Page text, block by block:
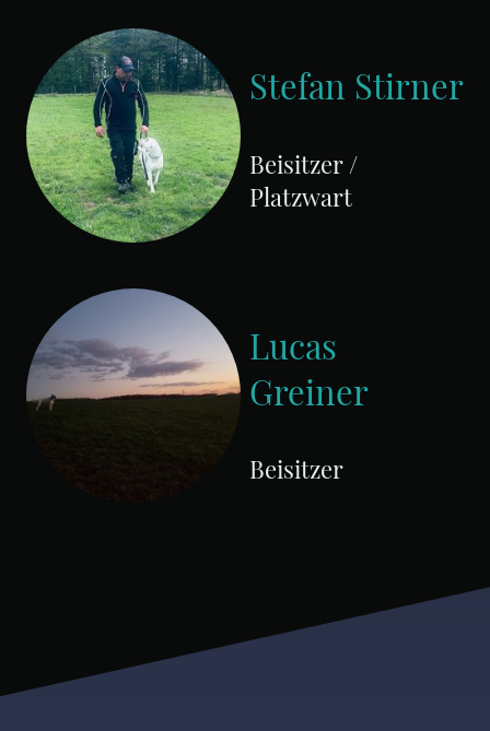
Stefan Stirner
Beisitzer /
Platzwart
Lucas
Greiner
Beisitzer